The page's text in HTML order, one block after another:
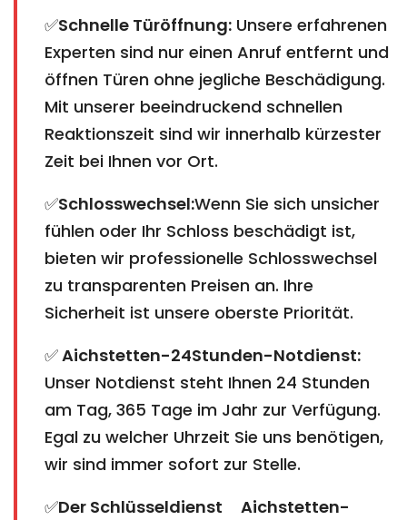
✅Schnelle Türöffnung: Unsere erfahrenen
Experten sind nur einen Anruf entfernt und
öffnen Türen ohne jegliche Beschädigung.
Mit unserer beeindruckend schnellen
Reaktionszeit sind wir innerhalb kürzester
Zeit bei Ihnen vor Ort.
✅Schlosswechsel:Wenn Sie sich unsicher
fühlen oder Ihr Schloss beschädigt ist,
bieten wir professionelle Schlosswechsel
zu transparenten Preisen an. Ihre
Sicherheit ist unsere oberste Priorität.
✅Aichstetten​​​​​​​​​​​​​​​​​​​​​-24Stunden-Notdienst:
Unser Notdienst steht Ihnen 24 Stunden
am Tag, 365 Tage im Jahr zur Verfügung.
Egal zu welcher Uhrzeit Sie uns benötigen,
wir sind immer sofort zur Stelle.
✅Der Schlüsseldienst Aichstetten​​​​​​​​​​​​​​​​​​​​​-